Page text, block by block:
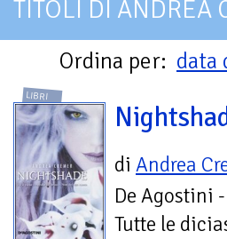
TITOLI DI ANDREA
Ordina per: data
LIBRI
di Andrea
De Agostini -
Tutte le